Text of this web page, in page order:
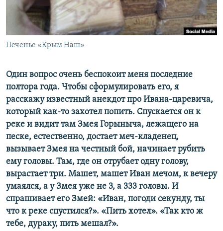
ПОБЕДИТЕЛЕЙ НЕ СУДЯТ?
КРЫМ.НЕПОКОРЕННЫЙ
ELIFBE
ПРИСОЕДИНЯЙТЕСЬ!
Все сайты RFE/RL
Печенье «Крым Наш»
Один вопрос очень беспокоит меня последние
полтора года. Чтобы сформулировать его, я
расскажу известный анекдот про Ивана-царевича,
который как-то захотел попить. Спускается он к
реке и видит там Змея Горыныча, лежащего на
песке, естественно, достает меч-кладенец,
вызывает Змея на честный бой, начинает рубить
ему головы. Там, где он отрубает одну голову,
вырастает три. Машет, машет Иван мечом, к вечеру
умаялся, а у Змея уже не 3, а 333 головы. И
спрашивает его Змей: «Иван, погоди секунду, ты
что к реке спустился?». «Пить хотел». «Так кто ж
тебе, дураку, пить мешал?».